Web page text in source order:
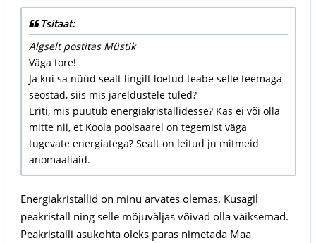
Tsitaat:
Algselt postitas Müstik
Väga tore!
Ja kui sa nüüd sealt lingilt loetud teabe selle teemaga
seostad, siis mis järeldustele tuled?
Eriti, mis puutub energiakristallidesse? Kas ei või olla
mitte nii, et Koola poolsaarel on tegemist väga
tugevate energiatega? Sealt on leitud ju mitmeid
anomaaliaid.
Energiakristallid on minu arvates olemas. Kusagil
peakristall ning selle mõjuväljas võivad olla väiksemad.
Peakristalli asukohta oleks paras nimetada Maa